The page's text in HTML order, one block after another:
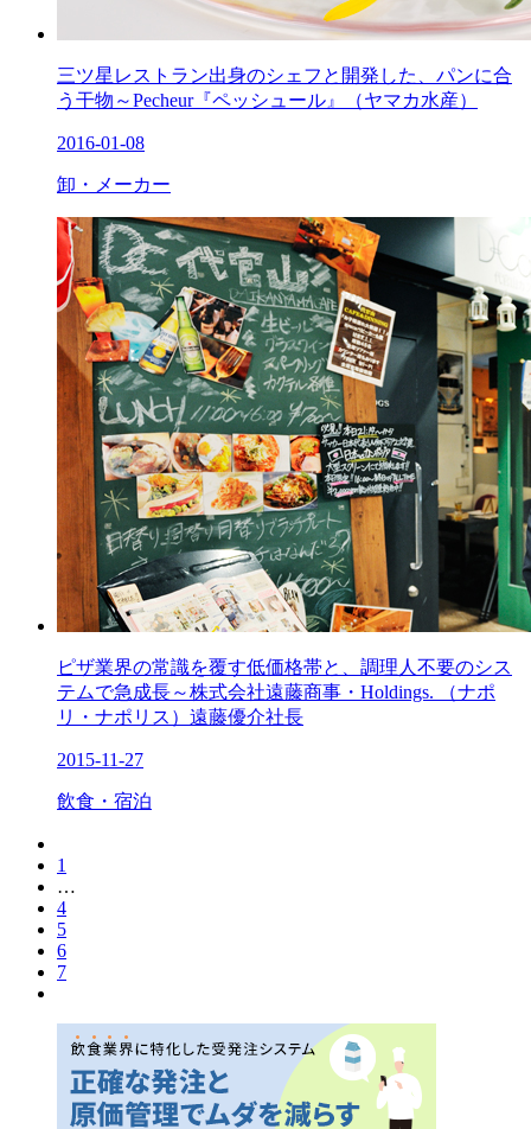
三ツ星レストラン出身のシェフと開発した、パンに合
う干物～Pecheur『ペッシュール』（ヤマカ水産）
2016-01-08
卸・メーカー
ピザ業界の常識を覆す低価格帯と、調理人不要のシス
テムで急成長～株式会社遠藤商事・Holdings. （ナポ
リ・ナポリス）遠藤優介社長
2015-11-27
飲食・宿泊
1
…
4
5
6
7